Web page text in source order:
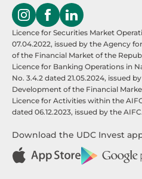
Licence for Securities Market
07.04.2022, issued by the Agency
of the Financial Market of the
Licence for Banking Operations in
No. 3.4.2 dated 21.05.2024, issued
Development of the Financial
Licence for Activities within the
dated 06.12.2023, issued by the AIFC.
Download the UDC Invest